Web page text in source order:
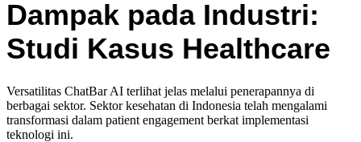
Dampak pada Industri:
Studi Kasus Healthcare
Versatilitas ChatBar AI terlihat jelas melalui penerapannya di
berbagai sektor. Sektor kesehatan di Indonesia telah mengalami
transformasi dalam patient engagement berkat implementasi
teknologi ini.